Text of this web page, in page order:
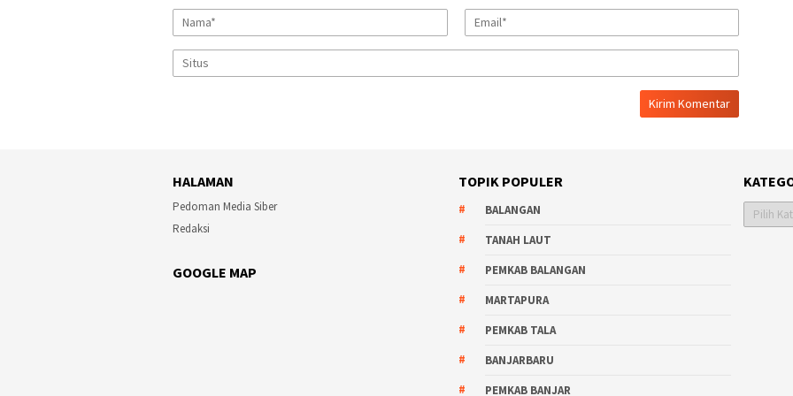
HALAMAN
Pedoman Media Siber
Redaksi
GOOGLE MAP
TOPIK POPULER
BALANGAN
TANAH LAUT
PEMKAB BALANGAN
MARTAPURA
PEMKAB TALA
BANJARBARU
PEMKAB BANJAR
Kategori